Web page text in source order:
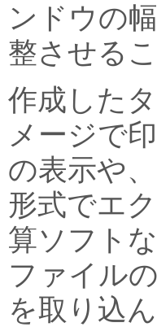
ンドウの
整させる
作成した
メージで
の表示や
形式でエ
算ソフト
ファイル
を取り込